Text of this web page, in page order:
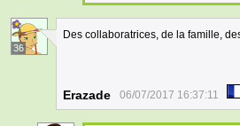
36
Des collaboratrices, de la famille,
Erazade 06/07/2017 16:37:11